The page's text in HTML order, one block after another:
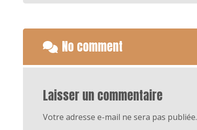
No comment
Laisser un commentaire
Votre adresse e-mail ne sera pas publiée.